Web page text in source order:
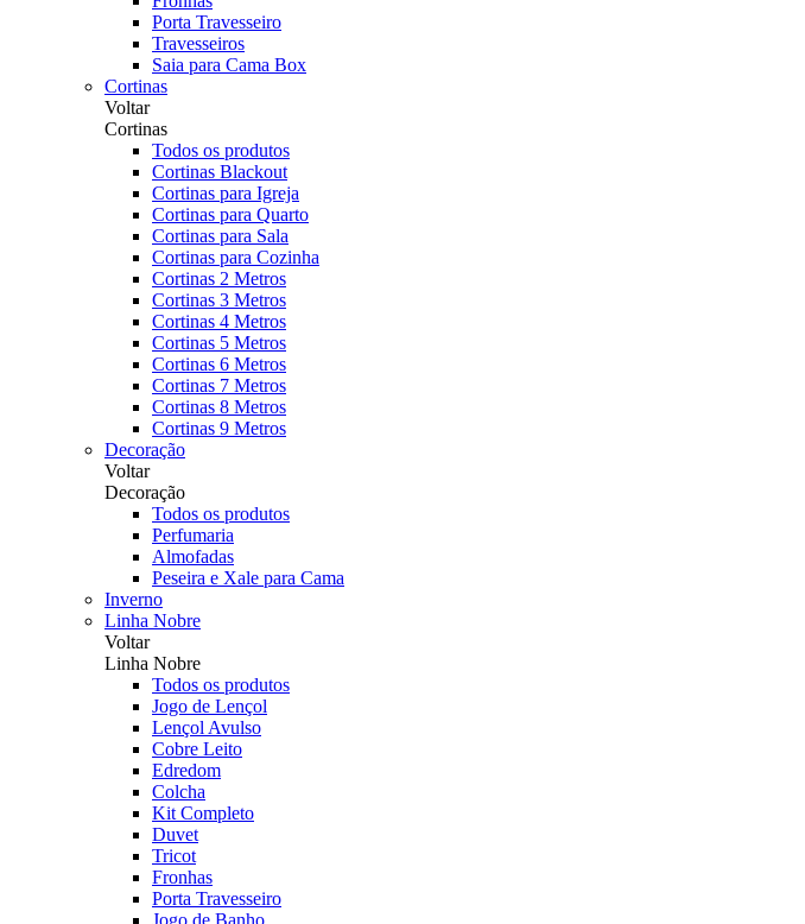
Porta Travesseiro
Travesseiros
Saia para Cama Box
Cortinas
Voltar
Cortinas
Todos os produtos
Cortinas Blackout
Cortinas para Igreja
Cortinas para Quarto
Cortinas para Sala
Cortinas para Cozinha
Cortinas 2 Metros
Cortinas 3 Metros
Cortinas 4 Metros
Cortinas 5 Metros
Cortinas 6 Metros
Cortinas 7 Metros
Cortinas 8 Metros
Cortinas 9 Metros
Decoração
Voltar
Decoração
Todos os produtos
Perfumaria
Almofadas
Peseira e Xale para Cama
Inverno
Linha Nobre
Voltar
Linha Nobre
Todos os produtos
Jogo de Lençol
Lençol Avulso
Cobre Leito
Edredom
Colcha
Kit Completo
Duvet
Tricot
Fronhas
Porta Travesseiro
Jogo de Banho